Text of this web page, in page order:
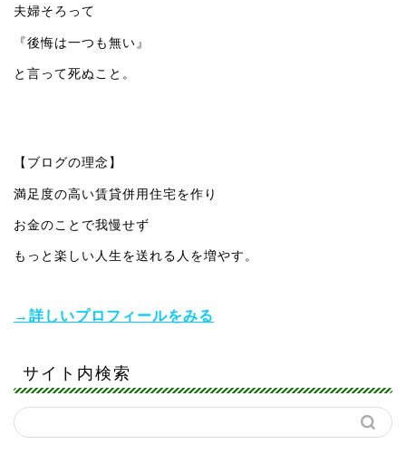
夫婦そろって
『後悔は一つも無い』
と言って死ぬこと。
【ブログの理念】
満足度の高い賃貸併用住宅を作り
お金のことで我慢せず
もっと楽しい人生を送れる人を増やす。
→詳しいプロフィールをみる
サイト内検索